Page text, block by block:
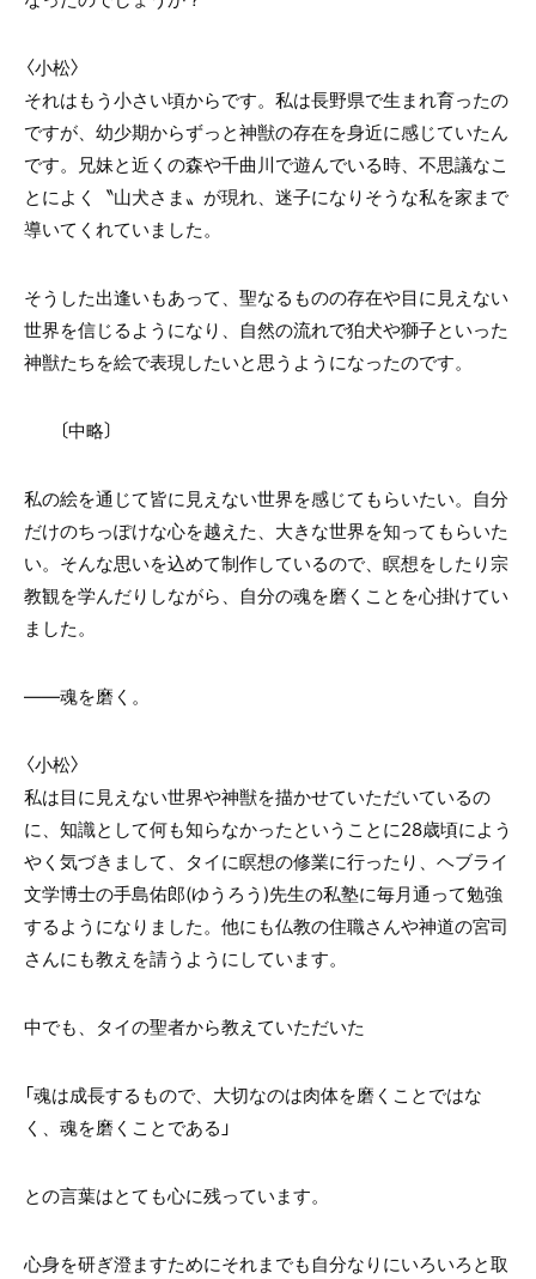
〈小松〉
それはもう小さい頃からです。私は長野県で生まれ育ったの
ですが、幼少期からずっと神獣の存在を身近に感じていたん
です。兄妹と近くの森や千曲川で遊んでいる時、不思議なこ
とによく〝山犬さま〟が現れ、迷子になりそうな私を家まで
導いてくれていました。
そうした出逢いもあって、聖なるものの存在や目に見えない
世界を信じるようになり、自然の流れで狛犬や獅子といった
神獣たちを絵で表現したいと思うようになったのです。
〔中略〕
私の絵を通じて皆に見えない世界を感じてもらいたい。自分
だけのちっぽけな心を越えた、大きな世界を知ってもらいた
い。そんな思いを込めて制作しているので、瞑想をしたり宗
教観を学んだりしながら、自分の魂を磨くことを心掛けてい
ました。
――魂を磨く。
〈小松〉
私は目に見えない世界や神獣を描かせていただいているの
に、知識として何も知らなかったということに28歳頃によう
やく気づきまして、タイに瞑想の修業に行ったり、ヘブライ
文学博士の手島佑郎(ゆうろう)先生の私塾に毎月通って勉強
するようになりました。他にも仏教の住職さんや神道の宮司
さんにも教えを請うようにしています。
中でも、タイの聖者から教えていただいた
「魂は成長するもので、大切なのは肉体を磨くことではな
く、魂を磨くことである」
との言葉はとても心に残っています。
心身を研ぎ澄ますためにそれまでも自分なりにいろいろと取